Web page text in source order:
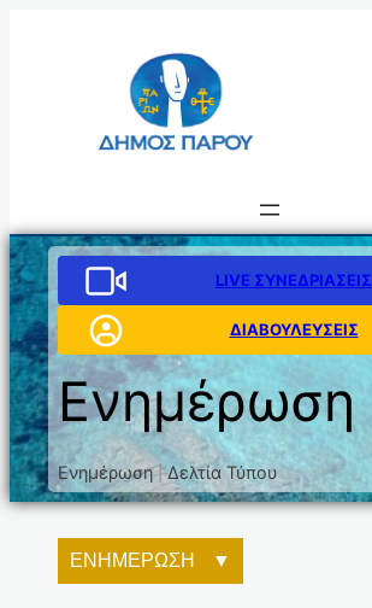
LIVE ΣΥΝΕΔΡΙΑΣΕΙΣ
ΔΙΑΒΟΥΛΕΥΣΕΙΣ
Ενημέρωση
Ενημέρωση|Δελτία Τύπου
ΕΝΗΜΕΡΩΣΗ